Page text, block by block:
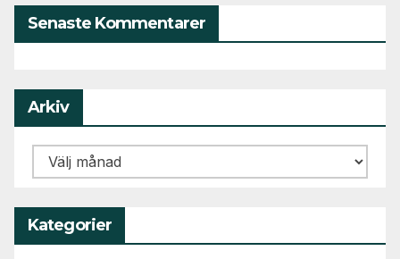
Senaste Kommentarer
Arkiv
Arkiv
Kategorier